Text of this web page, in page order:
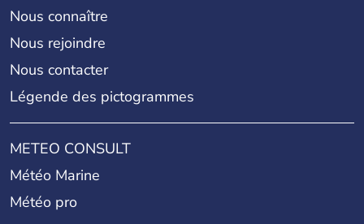
Nous connaître
Nous rejoindre
Nous contacter
Légende des pictogrammes
METEO CONSULT
Météo Marine
Météo pro